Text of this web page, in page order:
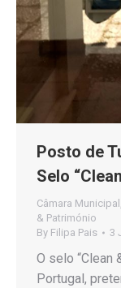
Posto de
Selo
Câmara Municipal
& Património
By Filipa Pais 3
O selo “Clean
Portugal,